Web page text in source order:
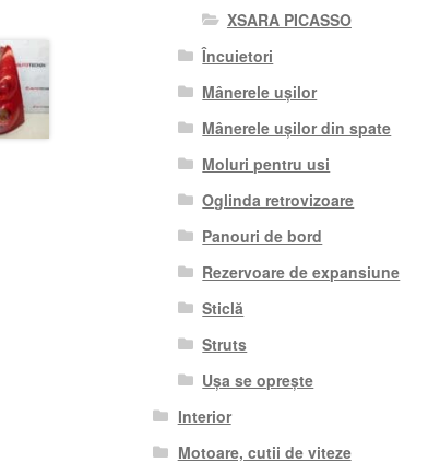
XSARA PICASSO
Încuietori
Mânerele ușilor
Mânerele ușilor din spate
Moluri pentru usi
Oglinda retrovizoare
Panouri de bord
Rezervoare de expansiune
Sticlă
Struts
Ușa se oprește
Interior
Motoare, cutii de viteze